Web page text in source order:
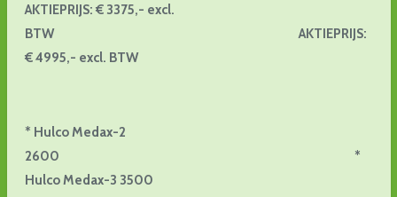
AKTIEPRIJS: € 3375,- excl.
BTW AKTIEPRIJS:
€ 4995,- excl. BTW
* Hulco Medax-2
2600 *
Hulco Medax-3 3500